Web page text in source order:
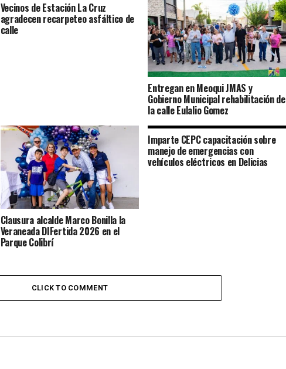
Vecinos de Estación La Cruz
agradecen recarpeteo asfáltico de
calle
Entregan en Meoqui JMAS y
Gobierno Municipal rehabilitación de
la calle Eulalio Gomez
Clausura alcalde Marco Bonilla la
Veraneada DIFertida 2026 en el
Parque Colibrí
Imparte CEPC capacitación sobre
manejo de emergencias con
vehículos eléctricos en Delicias
CLICK TO COMMENT